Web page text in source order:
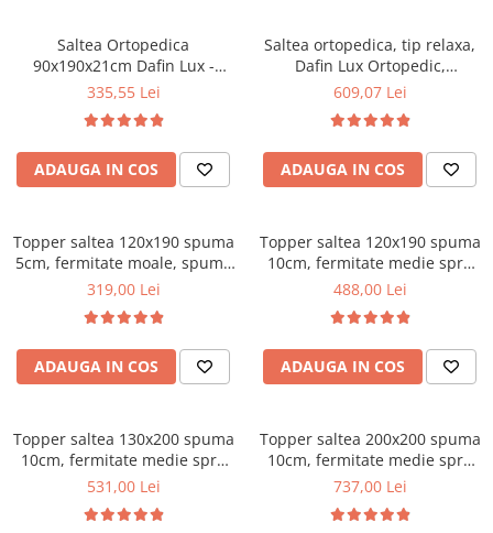
Etajere
Cuiere
Mobilier gradinita
Scaune gradinita
Set mese si scaune gradinita
Mobila camera copii
Scaune birou pentru copii
Saltele patuturi copii
Masa si scaune gradinita
Saltea Ortopedica
90x190x21cm Dafin Lux -
Arcuri Bonell, Fermitate
335,55 Lei
ADAUGA IN COS
Saltea ortopedica, tip relaxa,
Dafin Lux Ortopedic,
140x200x21cm, fermitate
Bonell, fata vara-iarna, sistem
de aerisire cu butoni, Salt
Confort
609,07 Lei
ADAUGA IN COS
Topper saltea 120x190 spuma
5cm, fermitate moale, spuma
poliuretanica, husa fixa
319,00 Lei
ADAUGA IN COS
Topper saltea 120x190 spuma
10cm, fermitate medie spre
tare, spuma poliuretanica,
microfibra, Saltsib
488,00 Lei
ADAUGA IN COS
Topper saltea 130x200 spuma
10cm, fermitate medie spre
tare, spuma poliuretanica,
microfibra, Saltsib
531,00 Lei
Topper saltea 200x200 spuma
10cm, fermitate medie spre
tare, spuma poliuretanica,
microfibra, Saltsib
737,00 Lei